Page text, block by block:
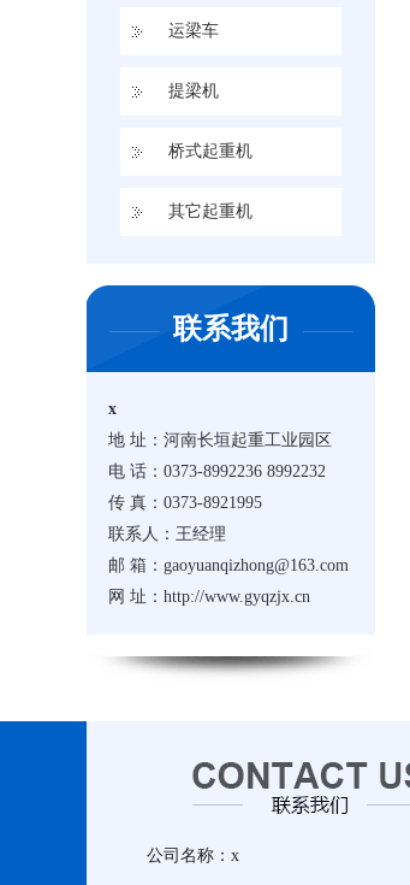
运梁车
提梁机
桥式起重机
其它起重机
联系我们
x
地 址：河南长垣起重工业园区
电 话：0373-8992236 8992232
传 真：0373-8921995
联系人：王经理
邮 箱：gaoyuanqizhong@163.com
网 址：http://www.gyqzjx.cn
公司名称：x